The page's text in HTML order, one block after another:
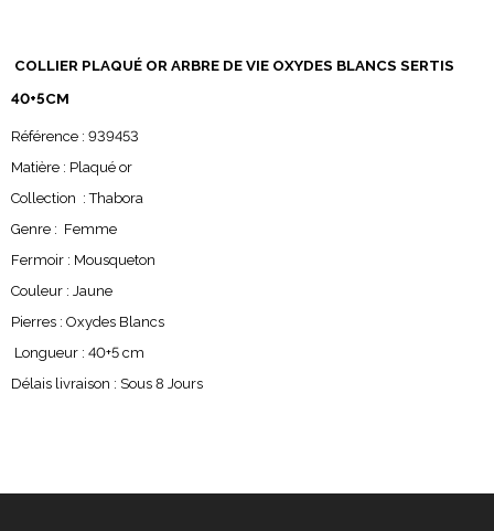
COLLIER PLAQUÉ OR ARBRE DE VIE OXYDES BLANCS SERTIS
40+5CM
Référence : 939453
Matière : Plaqué or
Collection : Thabora
Genre : Femme
Fermoir : Mousqueton
Couleur : Jaune
Pierres : Oxydes Blancs
Longueur : 40+5 cm
Délais livraison : Sous 8 Jours